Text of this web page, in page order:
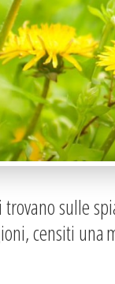
sulle
censiti una